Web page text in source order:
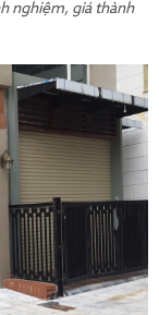
nghiệm, giá thành